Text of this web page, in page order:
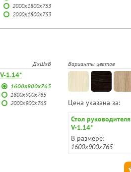
2000х1800х753
2000х1800х753
ДхШхВ
1.14*
1600х900х765
1800х900х765
2000х900х765
Варианты цветов
Цена указана за:
Стол руководителя
V-1.14*
В размере:
1600х900х765